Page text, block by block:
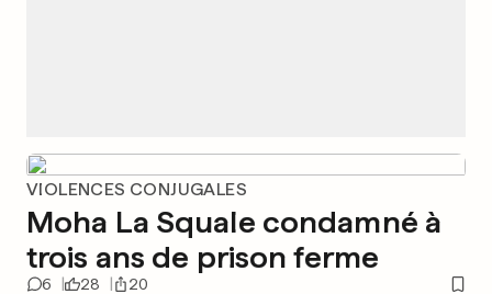
VIOLENCES CONJUGALES
Moha La Squale condamné à
trois ans de prison ferme
6 28 20